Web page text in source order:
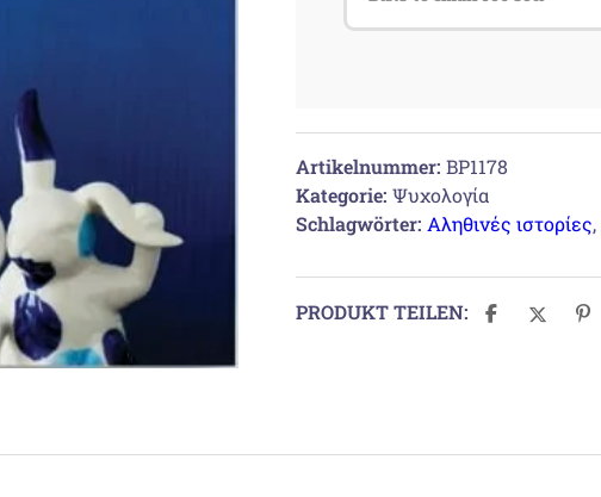
Artikelnummer: BP1178
Kategorie: Ψυχολογία
Schlagwörter: Αληθινές ιστορίες,
PRODUKT TEILEN: